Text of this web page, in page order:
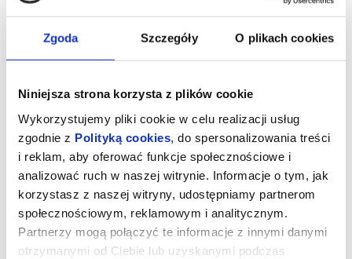
Zgoda Szczegóły O plikach cookies
Niniejsza strona korzysta z plików cookie
Wykorzystujemy pliki cookie w celu realizacji usług
zgodnie z Polityką cookies , do spersonalizowania treści
i reklam, aby oferować funkcje społecznościowe i
analizować ruch w naszej witrynie. Informacje o tym, jak
korzystasz z naszej witryny, udostępniamy partnerom
społecznościowym, reklamowym i analitycznym.
Partnerzy mogą połączyć te informacje z innymi danymi
otrzymanymi od Ciebie lub uzyskanymi podczas
Romería